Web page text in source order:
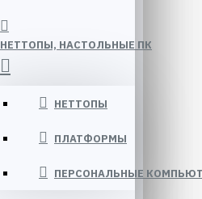
НЕТТОПЫ, НАСТОЛЬНЫЕ ПК
НЕТТОПЫ
ПЛАТФОРМЫ
ПЕРСОНАЛЬНЫЕ